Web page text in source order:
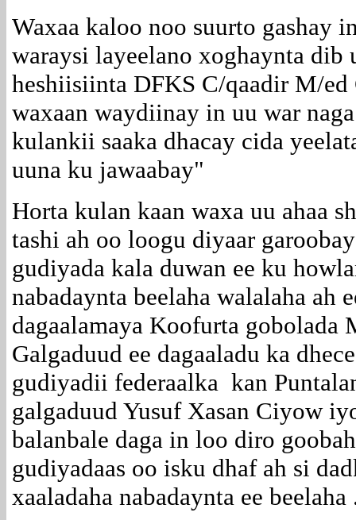
Waxaa kaloo noo suurto gashay
waraysi layeelano xoghaynta dib
heshiisiinta DFKS C/qaadir M/ed
waxaan waydiinay in uu war
kulankii saaka dhacay cida
uuna ku jawaabay"
Horta kulan kaan waxa uu ahaa
tashi ah oo loogu diyaar
gudiyada kala duwan ee ku
nabadaynta beelaha walalaha ah
dagaalamaya Koofurta gobolada
Galgaduud ee dagaaladu ka
gudiyadii federaalka kan
galgaduud Yusuf Xasan Ciyow
balanbale daga in loo diro
gudiyadaas oo isku dhaf ah si
xaaladaha nabadaynta ee beelaha